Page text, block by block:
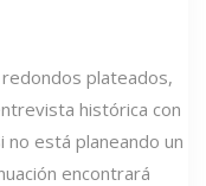
plateados,
histórica con
no está planeando un
encontrará